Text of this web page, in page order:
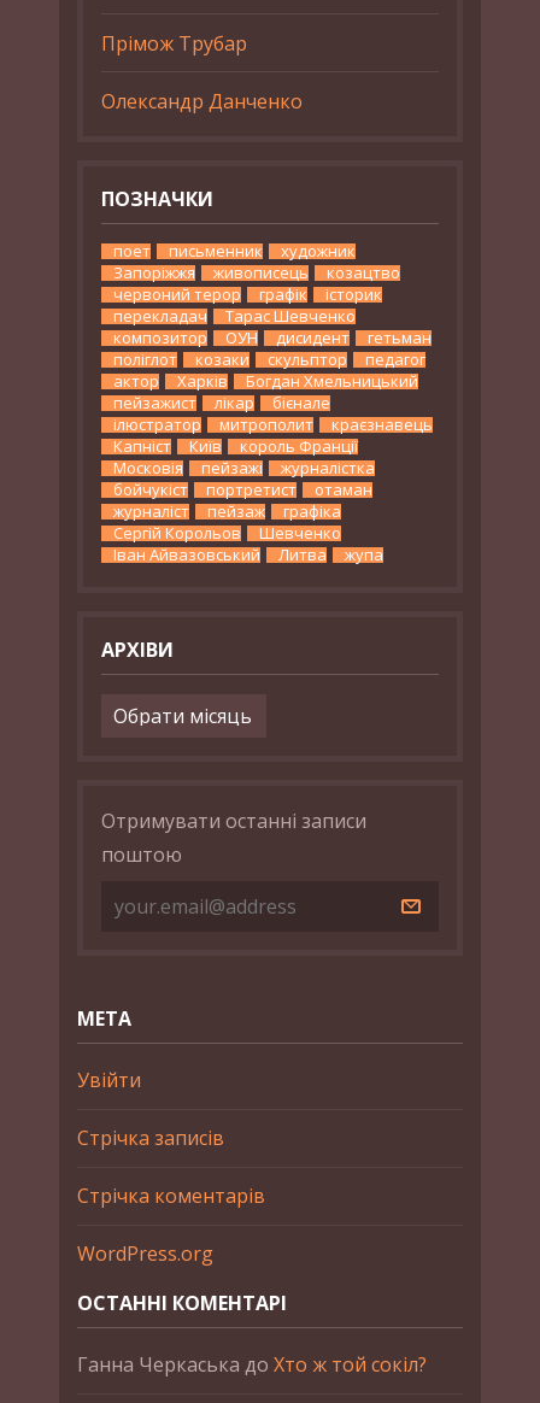
Прімож Трубар
Олександр Данченко
ПОЗНАЧКИ
поет письменник
художник
Запоріжжя
живописець
козацтво
червоний терор
графік
історик
перекладач
Тарас Шевченко
композитор
ОУН дисидент
гетьман
поліглот
козаки скульптор
педагог
актор
Харків
Богдан Хмельницький
пейзажист
лікар
бієнале
ілюстратор
митрополит
краєзнавець
Капніст
Київ
король Франції
Московія
пейзажі
журналістка
бойчукіст
портретист
отаман
журналіст
пейзаж
графіка
Сергій Корольов
Шевченко
Іван Айвазовський
Литва жупа
АРХІВИ
Архіви
Отримувати останні записи
поштою
МЕТА
Увійти
Стрічка записів
Стрічка коментарів
WordPress.org
ОСТАННІ КОМЕНТАРІ
Ганна Черкаська до Хто ж той сокіл?